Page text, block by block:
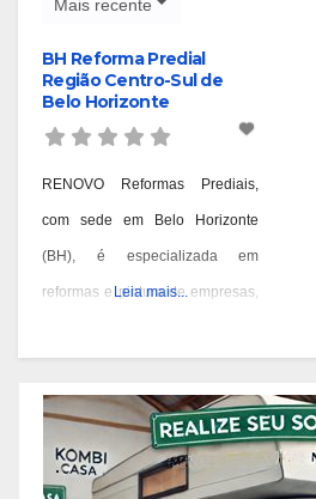
Mais recente
BH Reforma Predial
Região Centro-Sul de
Belo Horizonte
RENOVO Reformas Prediais,
com sede em Belo Horizonte
(BH), é especializada em
reformas e pintura de empresas,
experiência desde 1978 e são
conhecidos por seus serviços de
qualidade em BH. Você pode
contatá-los pelos telefones 31
Leia mais...